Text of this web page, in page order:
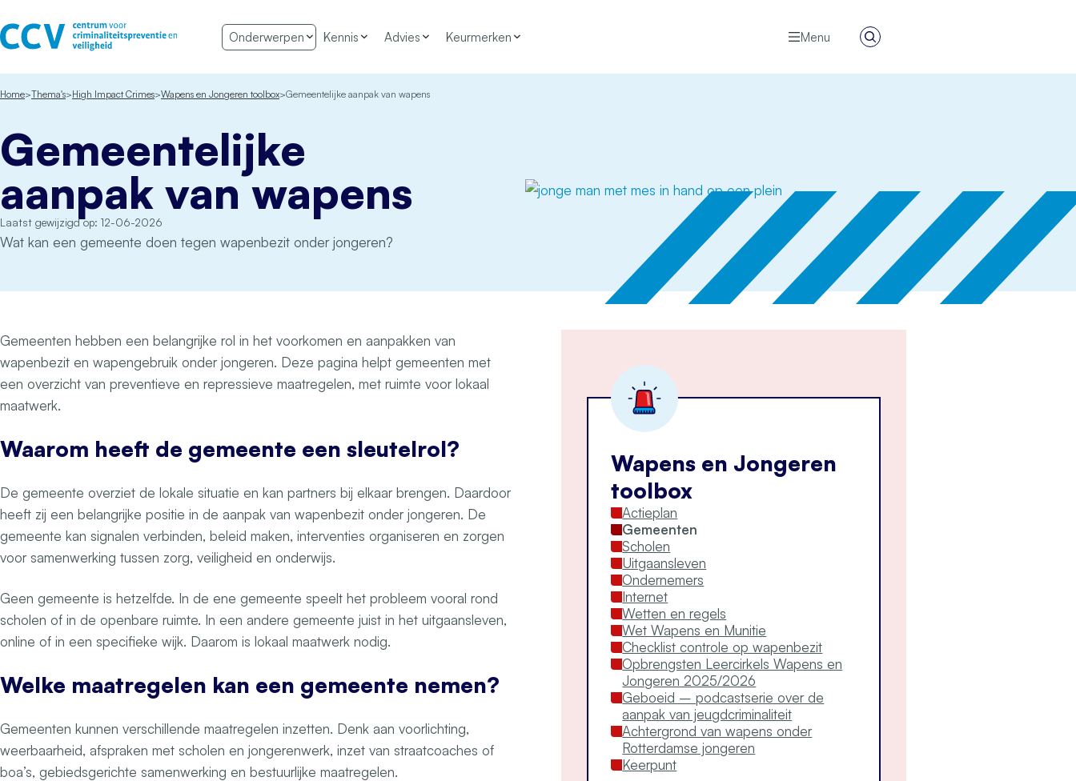
Onderwerpen Kennis Advies Keurmerken Menu
Zoeken
Home Thema's High Impact Crimes Wapens en Jongeren toolbox Gemeentelijke aanpak van wapens
Gemeentelijke
aanpak van wapens
Laatst gewijzigd op: 12-06-2026
Wat kan een gemeente doen tegen wapenbezit onder jongeren?
Gemeenten hebben een belangrijke rol in het voorkomen en aanpakken van
wapenbezit en wapengebruik onder jongeren. Deze pagina helpt gemeenten met
een overzicht van preventieve en repressieve maatregelen, met ruimte voor lokaal
maatwerk.
Waarom heeft de gemeente een sleutelrol?
De gemeente overziet de lokale situatie en kan partners bij elkaar brengen. Daardoor
heeft zij een belangrijke positie in de aanpak van wapenbezit onder jongeren. De
gemeente kan signalen verbinden, beleid maken, interventies organiseren en zorgen
voor samenwerking tussen zorg, veiligheid en onderwijs.
Geen gemeente is hetzelfde. In de ene gemeente speelt het probleem vooral rond
scholen of in de openbare ruimte. In een andere gemeente juist in het uitgaansleven,
online of in een specifieke wijk. Daarom is lokaal maatwerk nodig.
Welke maatregelen kan een gemeente nemen?
Gemeenten kunnen verschillende maatregelen inzetten. Denk aan voorlichting,
weerbaarheid, afspraken met scholen en jongerenwerk, inzet van straatcoaches of
boa’s, gebiedsgerichte samenwerking en bestuurlijke maatregelen.
Wapens en Jongeren
toolbox
Actieplan
Gemeenten
Scholen
Uitgaansleven
Ondernemers
Internet
Wetten en regels
Wet Wapens en Munitie
Checklist controle op wapenbezit
Opbrengsten Leercirkels Wapens en
Jongeren 2025/2026
Geboeid – podcastserie over de
aanpak van jeugdcriminaliteit
Achtergrond van wapens onder
Rotterdamse jongeren
Keerpunt